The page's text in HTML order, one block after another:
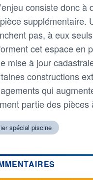
consiste donc
supplémentaire.
pas, à eux
cet espace en
mise à jour
constructions
qui
partie des
spécial piscine